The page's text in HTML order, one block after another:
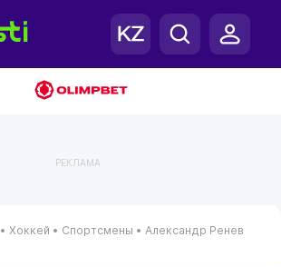
РЕКЛАМА
• Хоккей • Спортсмены • Александр Ренев